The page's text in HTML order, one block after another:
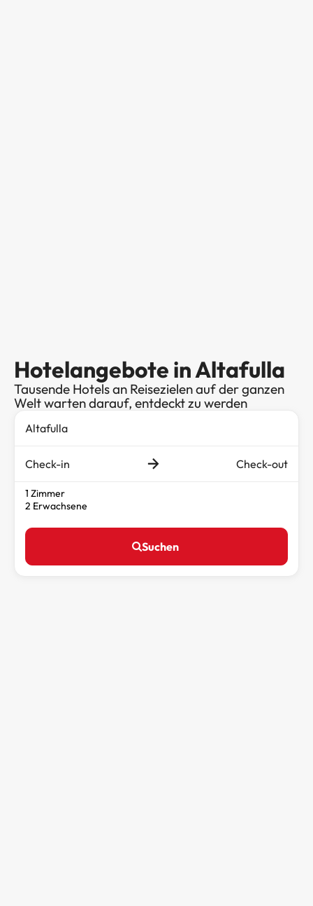
Hotelangebote in Altafulla
Tausende Hotels an Reisezielen auf der ganzen
Welt warten darauf, entdeckt zu werden
Check-in Check-out
1 Zimmer
2 Erwachsene
Suchen